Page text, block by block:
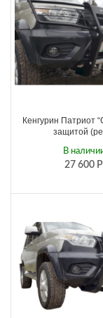
Кенгурин Патриот
защитой
27 600 Р
В